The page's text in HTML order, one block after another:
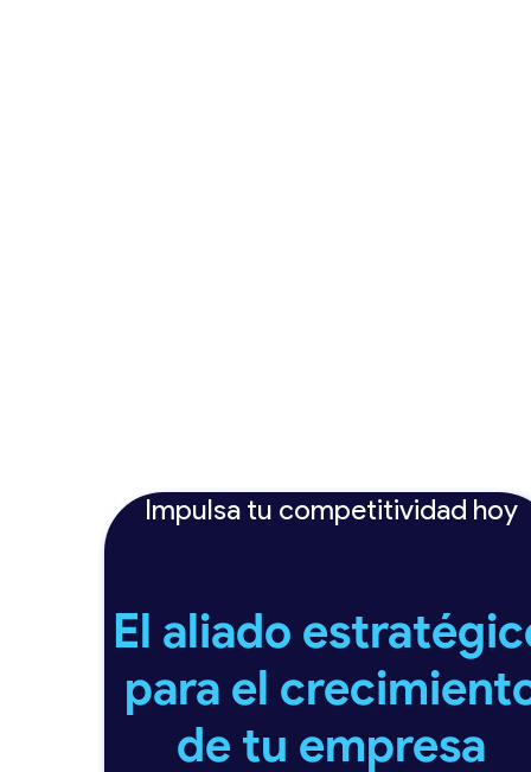
Impulsa tu competitividad hoy
El aliado
para el
de tu empresa